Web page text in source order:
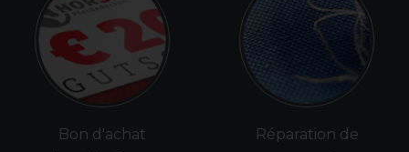
Bon d'achat
Réparation de